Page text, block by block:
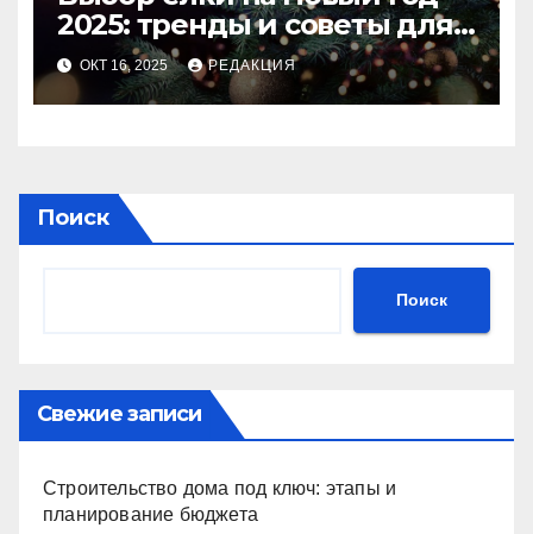
2025: тренды и советы для
идеального праздника
ОКТ 16, 2025 РЕДАКЦИЯ
Поиск
Поиск
Свежие записи
Строительство дома под ключ: этапы и
планирование бюджета